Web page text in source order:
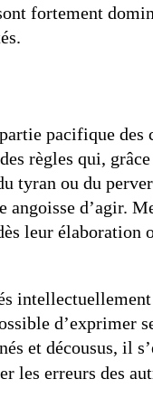
fortement
pacifique des
règles qui,
tyran ou du
angoisse d’agir.
leur élaboration
d’exprimer
et décousus, il
les erreurs des